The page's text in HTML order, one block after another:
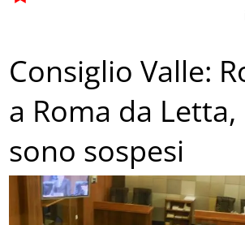
Consiglio Valle:
a Roma da
sono sospesi